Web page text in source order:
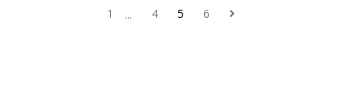
1 ... 4 5 6